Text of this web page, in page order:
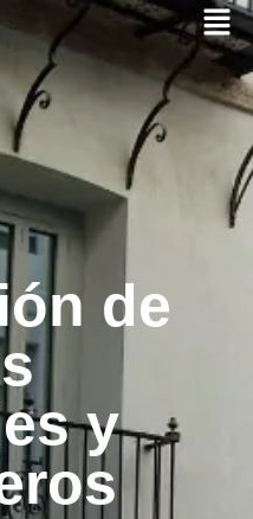
de
y